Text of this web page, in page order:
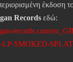
έκδοση
Records εδώ:
records.com/
LP-SMOKED-